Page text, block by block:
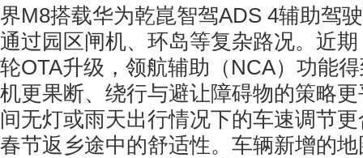
界M8搭载华为乾崑智驾ADS 4辅助驾
通过园区闸机、环岛等复杂路况。近
轮OTA升级，领航辅助（NCA）功能
机更果断、绕行与避让障碍物的策略
间无灯或雨天出行情况下的车速调节
春节返乡途中的舒适性。车辆新增的